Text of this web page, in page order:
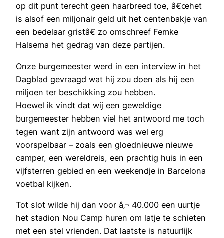
op dit punt terecht geen haarbreed toe, â€œhet
is alsof een miljonair geld uit het centenbakje van
een bedelaar gristâ€ zo omschreef Femke
Halsema het gedrag van deze partijen.
Onze burgemeester werd in een interview in het
Dagblad gevraagd wat hij zou doen als hij een
miljoen ter beschikking zou hebben.
Hoewel ik vindt dat wij een geweldige
burgemeester hebben viel het antwoord me toch
tegen want zijn antwoord was wel erg
voorspelbaar – zoals een gloednieuwe nieuwe
camper, een wereldreis, een prachtig huis in een
vijfsterren gebied en een weekendje in Barcelona
voetbal kijken.
Tot slot wilde hij dan voor â‚¬ 40.000 een uurtje
het stadion Nou Camp huren om latje te schieten
met een stel vrienden. Dat laatste is natuurlijk